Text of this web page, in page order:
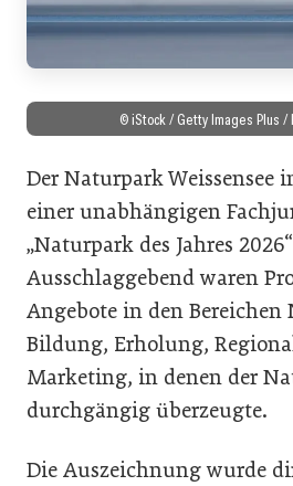
© iStock / Getty Images Plus /
Der Naturpark Weissensee
einer unabhängigen
„Naturpark des Jahres
Ausschlaggebend waren
Angebote in den Bereichen
Bildung, Erholung,
Marketing, in denen der
durchgängig überzeugte.
Die Auszeichnung wurde